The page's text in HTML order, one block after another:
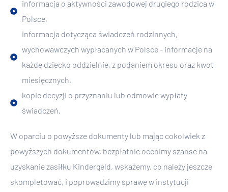
informacja o aktywności zawodowej drugiego rodzica w
Polsce,
informacja dotycząca świadczeń rodzinnych,
wychowawczych wypłacanych w Polsce - informacje na
każde dziecko oddzielnie, z podaniem okresu oraz kwot
miesięcznych,
kopie decyzji o przyznaniu lub odmowie wypłaty
świadczeń,
W oparciu o powyższe dokumenty lub mając cokolwiek z
powyższych dokumentów, bezpłatnie ocenimy szanse na
uzyskanie zasiłku Kindergeld, wskażemy, co należy jeszcze
skompletować, i poprowadzimy sprawę w instytucji